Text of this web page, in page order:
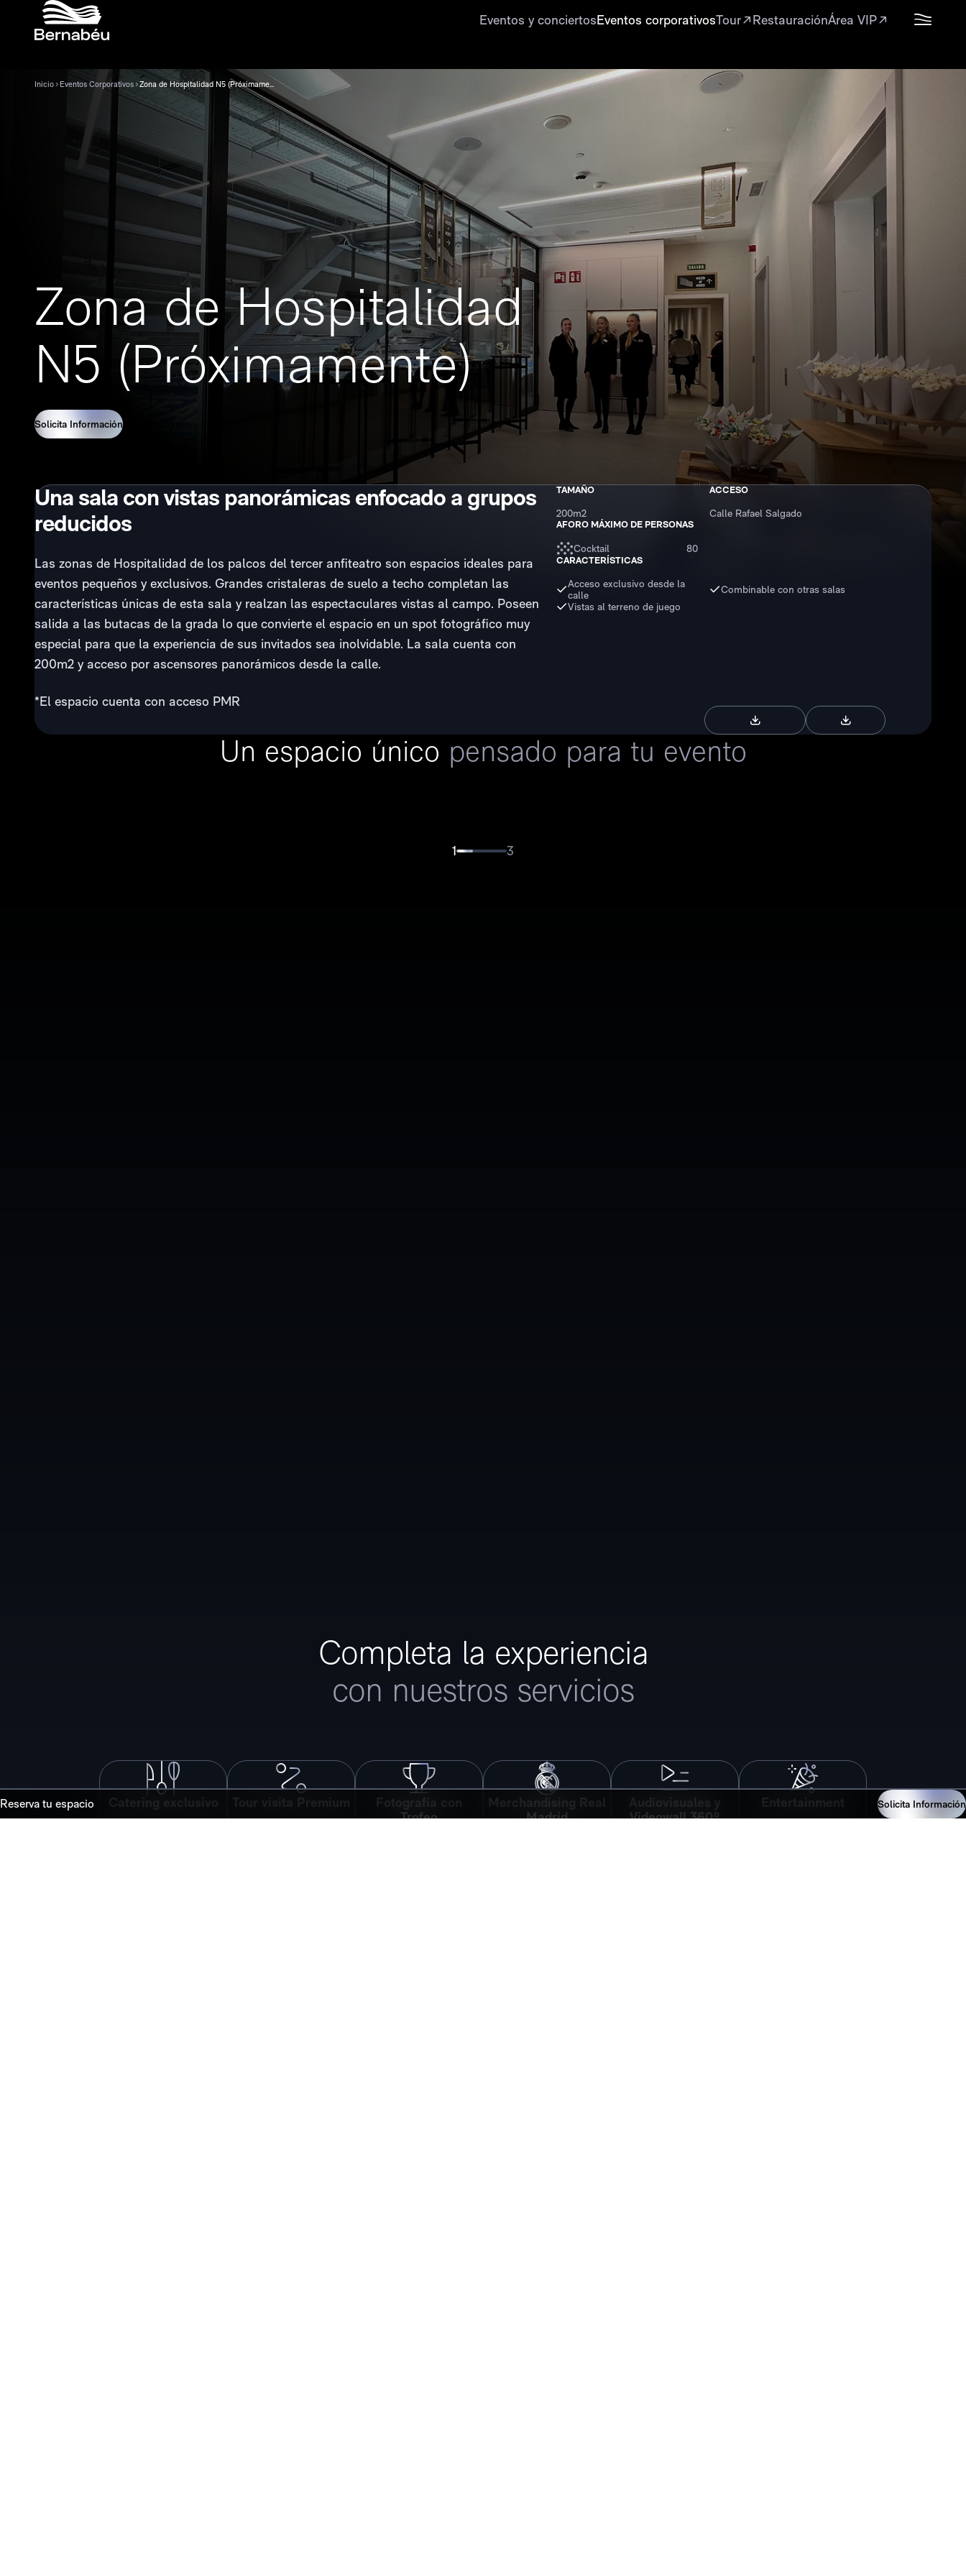
Eventos y conciertosEventos corporativosTour RestauraciónÁrea VIP
Inicio Eventos Corporativos Zona de Hospitalidad N5 (Próximamente)
Zona de Hospitalidad
N5 (Próximamente)
Solicita Información
Una sala con vistas panorámicas enfocado a grupos
reducidos
Las zonas de Hospitalidad de los palcos del tercer anfiteatro son espacios ideales para
eventos pequeños y exclusivos. Grandes cristaleras de suelo a techo completan las
características únicas de esta sala y realzan las espectaculares vistas al campo. Poseen
salida a las butacas de la grada lo que convierte el espacio en un spot fotográfico muy
especial para que la experiencia de sus invitados sea inolvidable. La sala cuenta con
200m2 y acceso por ascensores panorámicos desde la calle.
*El espacio cuenta con acceso PMR
TAMAÑO
200m2
ACCESO
Calle Rafael Salgado
AFORO MÁXIMO DE PERSONAS
Cocktail 80
CARACTERÍSTICAS
Acceso exclusivo desde la
calle
Combinable con otras salas
Vistas al terreno de juego
Descargar brochure Descargar RFP
Un espacio único pensado para tu evento
1 3
Completa la experiencia
con nuestros servicios
Trofeo
Madrid
Videowall 360º
Reserva tu espacio Solicita Información